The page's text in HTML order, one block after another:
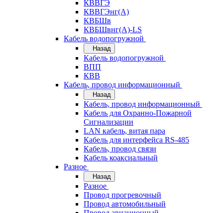
КВВГЭ
КВВГЭнг(А)
КВБШв
КВБШвнг(А)-LS
Кабель водопогружной
Назад
Кабель водопогружной
ВПП
КВВ
Кабель, провод информационный
Назад
Кабель, провод информационный
Кабель для Охранно-Пожарной
Сигнализации
LAN кабель, витая пара
Кабель для интерфейса RS-485
Кабель, провод связи
Кабель коаксиальный
Разное
Назад
Разное
Провод прогревочный
Провод автомобильный